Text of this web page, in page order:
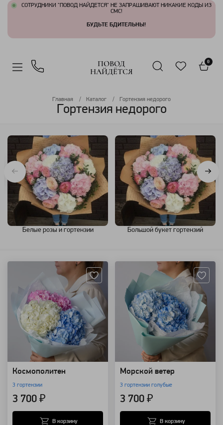
СОТРУДНИКИ "ПОВОД НАЙДЕТСЯ" НЕ ЗАПРАШИВАЮТ НИКАКИЕ КОДЫ ИЗ
СМС!
БУДЬТЕ БДИТЕЛЬНЫ!
ПОВОД
НАЙДЁТСЯ
0
Главная Каталог Гортензия недорого
Гортензия недорого
Белые розы и гортензии Большой букет гортензий
Космополитен
3 гортензии
3 700 ₽
В корзину
Морской ветер
3 гортензии голубые
3 700 ₽
В корзину